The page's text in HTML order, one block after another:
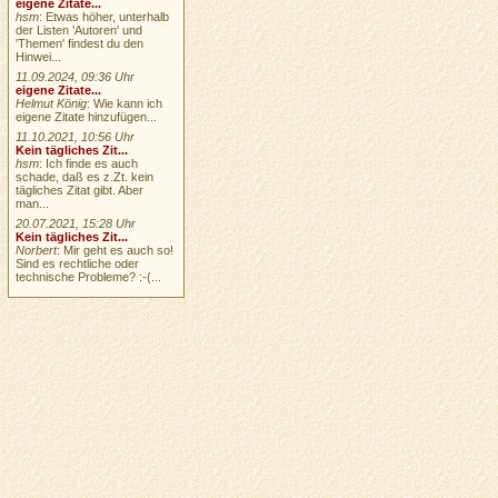
eigene Zitate...
hsm: Etwas höher, unterhalb
der Listen 'Autoren' und
'Themen' findest du den
Hinwei...
11.09.2024, 09:36 Uhr
eigene Zitate...
Helmut König: Wie kann ich
eigene Zitate hinzufügen...
11.10.2021, 10:56 Uhr
Kein tägliches Zit...
hsm: Ich finde es auch
schade, daß es z.Zt. kein
tägliches Zitat gibt. Aber
man...
20.07.2021, 15:28 Uhr
Kein tägliches Zit...
Norbert: Mir geht es auch so!
Sind es rechtliche oder
technische Probleme? :-(...